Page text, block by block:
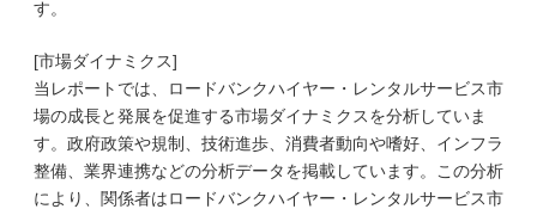
す。
[市場ダイナミクス]
当レポートでは、ロードバンクハイヤー・レンタルサービス市
場の成長と発展を促進する市場ダイナミクスを分析していま
す。政府政策や規制、技術進歩、消費者動向や嗜好、インフラ
整備、業界連携などの分析データを掲載しています。この分析
により、関係者はロードバンクハイヤー・レンタルサービス市